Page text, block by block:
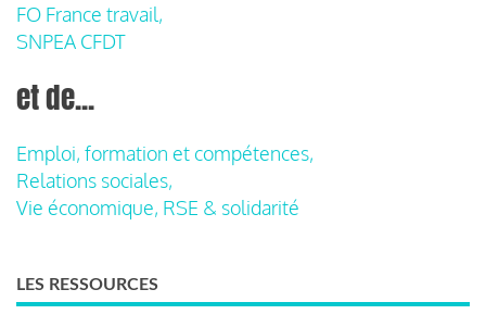
FO France travail,
SNPEA CFDT
et de...
Emploi, formation et compétences,
Relations sociales,
Vie économique, RSE & solidarité
LES RESSOURCES